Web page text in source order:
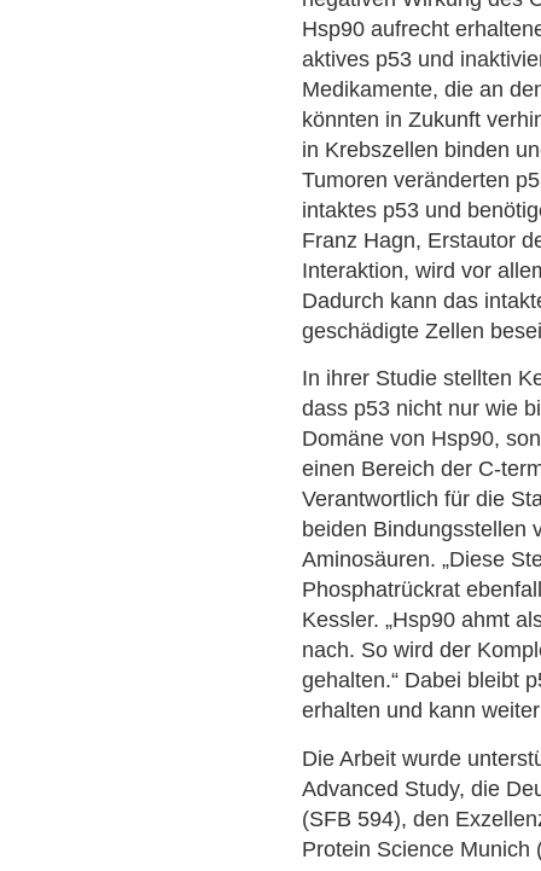
Hsp90 aufrecht
aktives p53 und
Medikamente, die an
könnten in Zukunft
in Krebszellen binden
Tumoren veränderten
intaktes p53 und
Franz Hagn, Erstautor
Interaktion, wird vor
Dadurch kann das
geschädigte Zellen
In ihrer Studie stellten
dass p53 nicht nur wie
Domäne von Hsp90,
einen Bereich der C-
Verantwortlich für die
beiden Bindungsstellen
Aminosäuren. „Diese
Phosphatrückrat
Kessler. „Hsp90 ahmt
nach. So wird der
gehalten.“ Dabei bleibt
erhalten und kann
Die Arbeit wurde
Advanced Study, die
(SFB 594), den
Protein Science Munich